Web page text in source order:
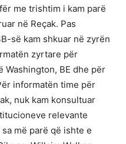
me trishtim i kam parë
në Reçak. Pas
së kam shkuar në zyrën
zyrtare për
BE dhe për
informatën time për
nuk kam konsultuar
relevante
më parë që ishte e